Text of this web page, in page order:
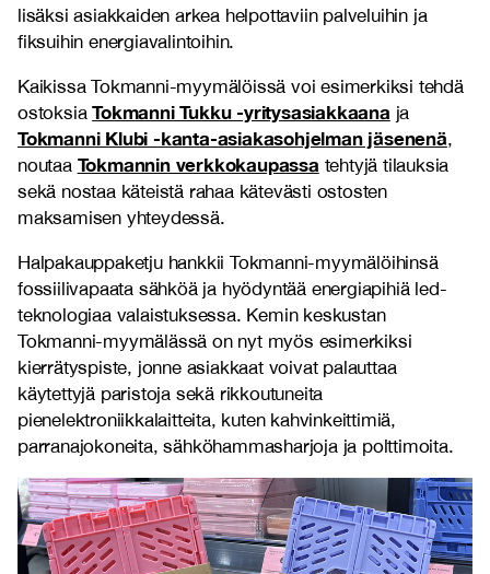
lisäksi asiakkaiden arkea helpottaviin palveluihin ja
fiksuihin energiavalintoihin.
Kaikissa Tokmanni-myymälöissä voi esimerkiksi tehdä
ostoksiaTokmanni Tukku -yritysasiakkaana ja
Tokmanni Klubi -kanta-asiakasohjelman jäsenenä,
noutaa Tokmannin verkkokaupassa tehtyjä tilauksia
sekä nostaa käteistä rahaa kätevästi ostosten
maksamisen yhteydessä.
Halpakauppaketju hankkii Tokmanni-myymälöihinsä
fossiilivapaata sähköä ja hyödyntää energiapihiä led-
teknologiaa valaistuksessa. Kemin keskustan
Tokmanni-myymälässä on nyt myös esimerkiksi
kierrätyspiste, jonne asiakkaat voivat palauttaa
käytettyjä paristoja sekä rikkoutuneita
pienelektroniikkalaitteita, kuten kahvinkeittimiä,
parranajokoneita, sähköhammasharjoja ja polttimoita.